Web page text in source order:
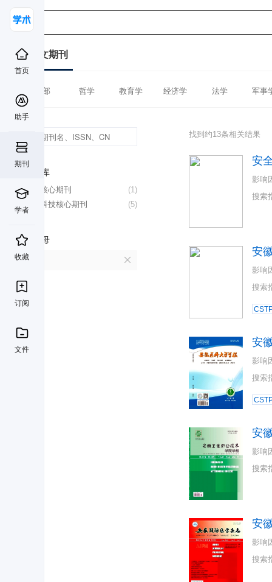
首页
助手
期刊
学者
收藏
订阅
文件
中文期刊
全部 哲学 教育学 经济学 法学 军事
数据库
(1)
北大核心期刊
(5)
中国科技核心期刊
首字母
A
找到约13条相关结果
安
影响
搜索
安
影响
搜索
安
影响
搜索
安
影响
搜索
安
影响
搜索